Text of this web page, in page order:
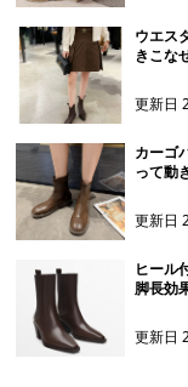
ウエス
きこな
更新日
カーゴ
って動
更新日
ヒール
脚長効
更新日